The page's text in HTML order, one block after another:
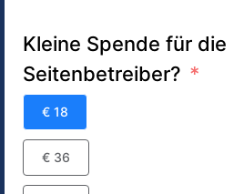
Kleine Spende für die
Seitenbetreiber?
€ 18
€ 36